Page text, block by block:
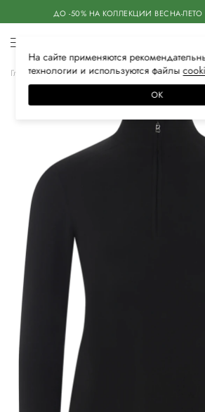
ДО -50% НА КОЛЛЕКЦИИ ВЕСНА-ЛЕТО
Главная Женская Одежда Спортивная
На сайте применяются
технологии и используются файлы
ОК